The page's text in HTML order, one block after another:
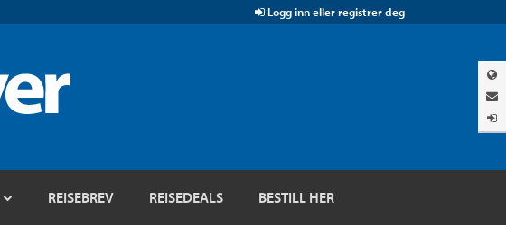
Logg inn eller registrer deg
REISEBREV REISEDEALS BESTILL HER